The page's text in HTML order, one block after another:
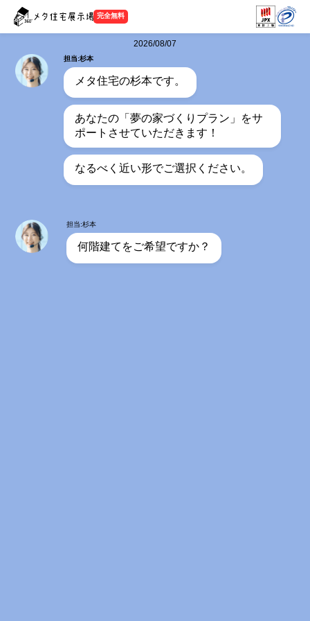
完全無料
2026/08/07
担当:杉本
メタ住宅の杉本です。
あなたの「夢の家づくりプラン」をサ
ポートさせていただきます！
なるべく近い形でご選択ください。
担当:杉本
何階建てをご希望ですか？